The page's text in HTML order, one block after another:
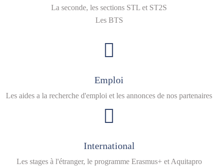
La seconde, les sections STL et ST2S
Les BTS
Emploi
Les aides a la recherche d'emploi et les annonces de nos partenaires
International
Les stages à l'étranger, le programme Erasmus+ et Aquitapro